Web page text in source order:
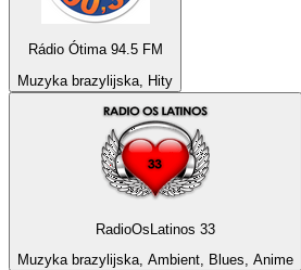
Rádio Ótima 94.5 FM
Muzyka brazylijska, Hity
RadioOsLatinos 33
Muzyka brazylijska, Ambient, Blues, Anime